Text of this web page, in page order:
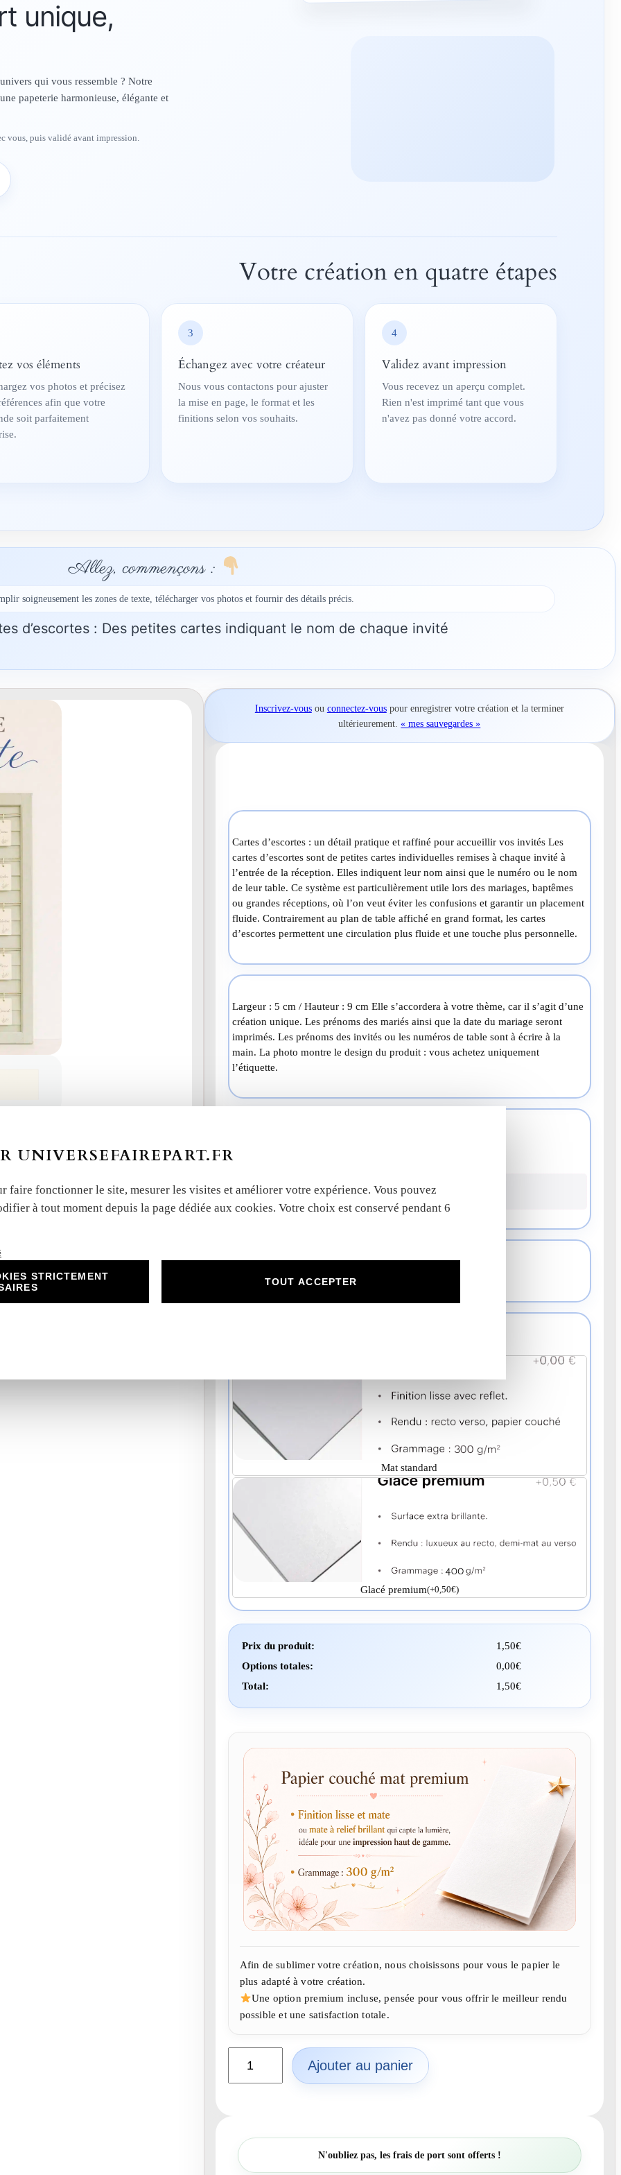
unique,
qui vous ressemble ? Notre
papeterie harmonieuse, élégante et
vous, puis validé avant impression.
Votre création en quatre étapes
vos éléments
vos photos et précisez
afin que votre
soit parfaitement
3
Échangez avec votre créateur
Nous vous contactons pour ajuster
la mise en page, le format et les
finitions selon vos souhaits.
4
Validez avant impression
Vous recevez un aperçu complet.
Rien n'est imprimé tant que vous
n'avez pas donné votre accord.
Allez, commençons :
soigneusement les zones de texte, télécharger vos photos et fournir des détails précis.
Unique Cartes d’escortes : Des petites cartes indiquant le nom de chaque invité
Inscrivez-vousou connectez-vouspour enregistrer votre créationet la terminer
ultérieurement.« mes sauvegardes »
Cartes d’escortes : un détail pratique et raffiné pour accueillir vos invités Les
cartes d’escortes sont de petites cartes individuelles remises à chaque invité à
l’entrée de la réception. Elles indiquent leur nom ainsi que le numéro ou le nom
de leur table. Ce système est particulièrement utile lors des mariages, baptêmes
ou grandes réceptions, où l’on veut éviter les confusions et garantir un placement
fluide. Contrairement au plan de table affiché en grand format, les cartes
d’escortes permettent une circulation plus fluide et une touche plus personnelle.
Largeur : 5 cm / Hauteur : 9 cm Elle s’accordera à votre thème, car il s’agit d’une
création unique. Les prénoms des mariés ainsi que la date du mariage seront
imprimés. Les prénoms des invités ou les numéros de table sont à écrire à la
main. La photo montre le design du produit : vous achetez uniquement
l’étiquette.
Charger votre photo
Déposez ou
Mat standard
Glacé premium(+0,50€)
Prix du produit: 1,50€
Options totales:
0,00€
Total:
1,50€
Afin de sublimer votre création, nous choisissons pour vous le papier le
plus adapté à votre création.
Une option premium incluse, pensée pour vous offrir le meilleur rendu
possible et une satisfaction totale.
a
Ajouter au panier
N'oubliez pas, les frais de port sont offerts !
UNIVERSEFAIREPART.FR
faire fonctionner le site, mesurer les visites et améliorer votre expérience. Vous pouvez
à tout moment depuis la page dédiée aux cookies. Votre choix est conservé pendant 6
STRICTEMENT
TOUT ACCEPTER